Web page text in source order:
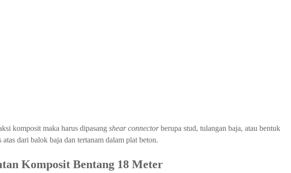
komposit maka harus dipasang shear connectorberupa stud, tulangan baja, atau bentuk
dari balok baja dan tertanam dalam plat beton.
Komposit Bentang 18 Meter